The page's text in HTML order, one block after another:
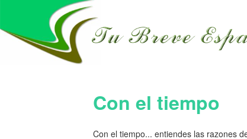
Con el tiempo
Con el tiempo... entiendes las razones